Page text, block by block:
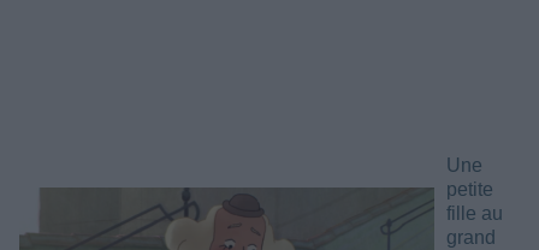
Une
petite
fille au
grand